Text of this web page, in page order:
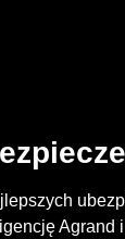
Agrand